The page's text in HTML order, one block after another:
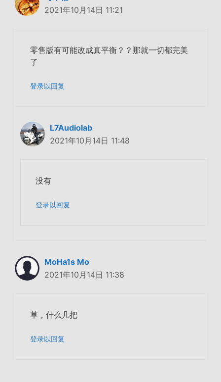
2021年10月14日 11:21
零售版有可能改成真平衡？？那就一切都完美
了
登录以回复
L7Audiolab
2021年10月14日 11:48
没有
登录以回复
MoHa1s Mo
2021年10月14日 11:38
草，什么几把
登录以回复